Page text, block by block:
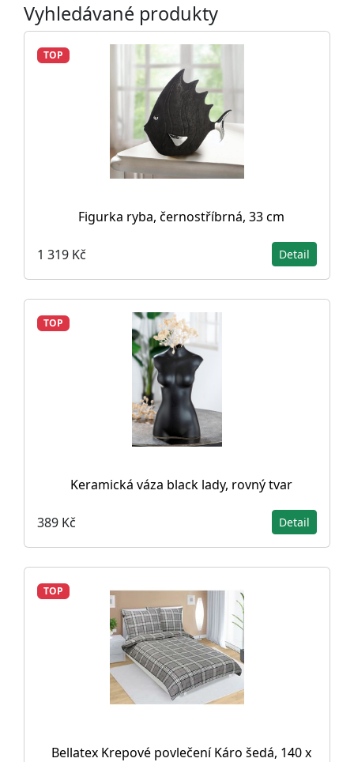
Vyhledávané produkty
TOP
Figurka ryba, černostříbrná, 33 cm
1 319 Kč Detail
TOP
Keramická váza black lady, rovný tvar
389 Kč Detail
TOP
Bellatex Krepové povlečení Káro šedá, 140 x